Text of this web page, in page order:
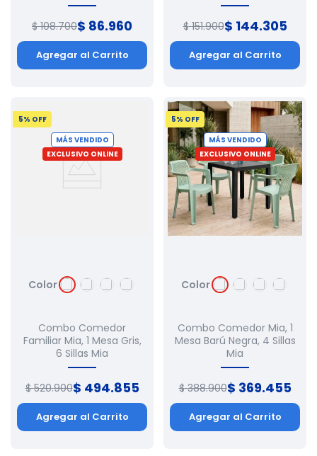
$ 108.700$ 86.960
Agregar al Carrito
$ 151.900$ 144.305
Agregar al Carrito
5% OFF
MÁS VENDIDO
EXCLUSIVO ONLINE
Color
Combo Comedor
Familiar Mia, 1 Mesa Gris,
6 Sillas Mia
$ 520.900$ 494.855
Agregar al Carrito
5% OFF
MÁS VENDIDO
EXCLUSIVO ONLINE
Color
Combo Comedor Mia, 1
Mesa Barú Negra, 4 Sillas
Mia
$ 388.900$ 369.455
Agregar al Carrito